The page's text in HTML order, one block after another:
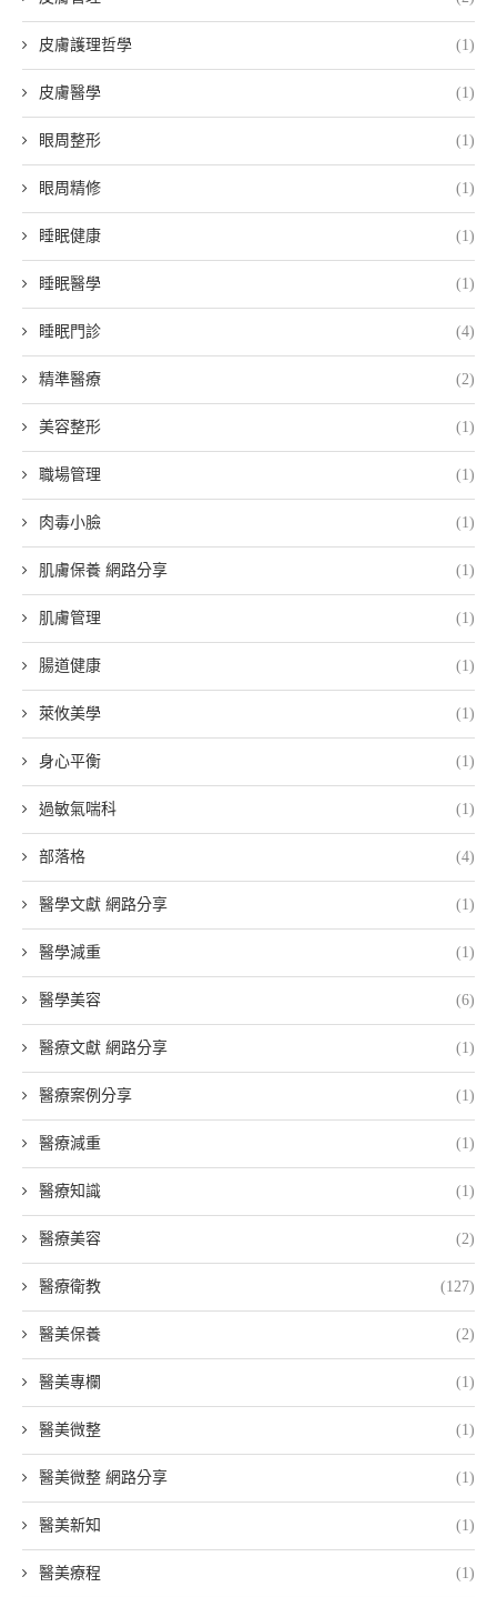
皮膚護理哲學 (1)
皮膚醫學 (1)
眼周整形 (1)
眼周精修 (1)
睡眠健康 (1)
睡眠醫學 (1)
睡眠門診 (4)
精準醫療 (2)
美容整形 (1)
職場管理 (1)
肉毒小臉 (1)
肌膚保養 網路分享 (1)
肌膚管理 (1)
腸道健康 (1)
萊攸美學 (1)
身心平衡 (1)
過敏氣喘科 (1)
部落格 (4)
醫學文獻 網路分享 (1)
醫學減重 (1)
醫學美容 (6)
醫療文獻 網路分享 (1)
醫療案例分享 (1)
醫療減重 (1)
醫療知識 (1)
醫療美容 (2)
醫療衛教 (127)
醫美保養 (2)
醫美專欄 (1)
醫美微整 (1)
醫美微整 網路分享 (1)
醫美新知 (1)
醫美療程 (1)